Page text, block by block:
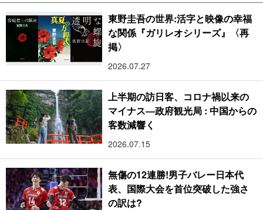
東野圭吾の世界:活字と映像の幸福
な関係『ガリレオシリーズ』〈再
掲〉
2026.07.27
上半期の訪日客、コロナ禍以来の
マイナス―政府観光局 : 中国からの
客数減響く
2026.07.15
無傷の12連勝!男子バレー日本代
表、国際大会を首位突破した強さ
の訳は?